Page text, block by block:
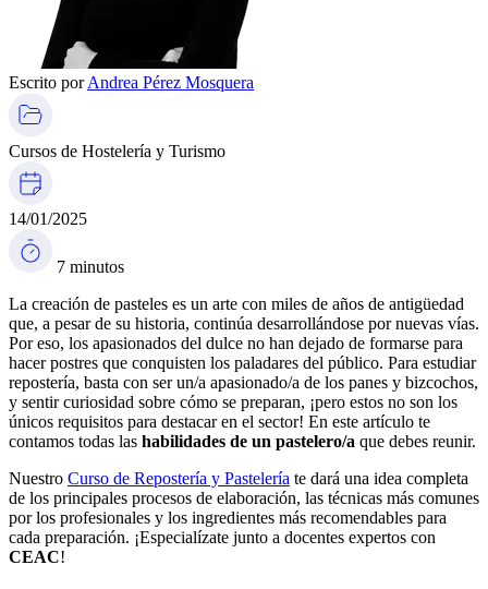
Escrito porAndrea Pérez Mosquera
Cursos de Hostelería y Turismo
14/01/2025
7 minutos
La creación de pasteles es un arte con miles de años de antigüedad
que, a pesar de su historia, continúa desarrollándose por nuevas vías.
Por eso, los apasionados del dulce no han dejado de formarse para
hacer postres que conquisten los paladares del público. Para estudiar
repostería, basta con ser un/a apasionado/a de los panes y bizcochos,
y sentir curiosidad sobre cómo se preparan, ¡pero estos no son los
únicos requisitos para destacar en el sector! En este artículo te
contamos todas las habilidades de un pastelero/a que debes reunir.
Nuestro Curso de Repostería y Pastelería te dará una idea completa
de los principales procesos de elaboración, las técnicas más comunes
por los profesionales y los ingredientes más recomendables para
cada preparación. ¡Especialízate junto a docentes expertos con
CEAC!